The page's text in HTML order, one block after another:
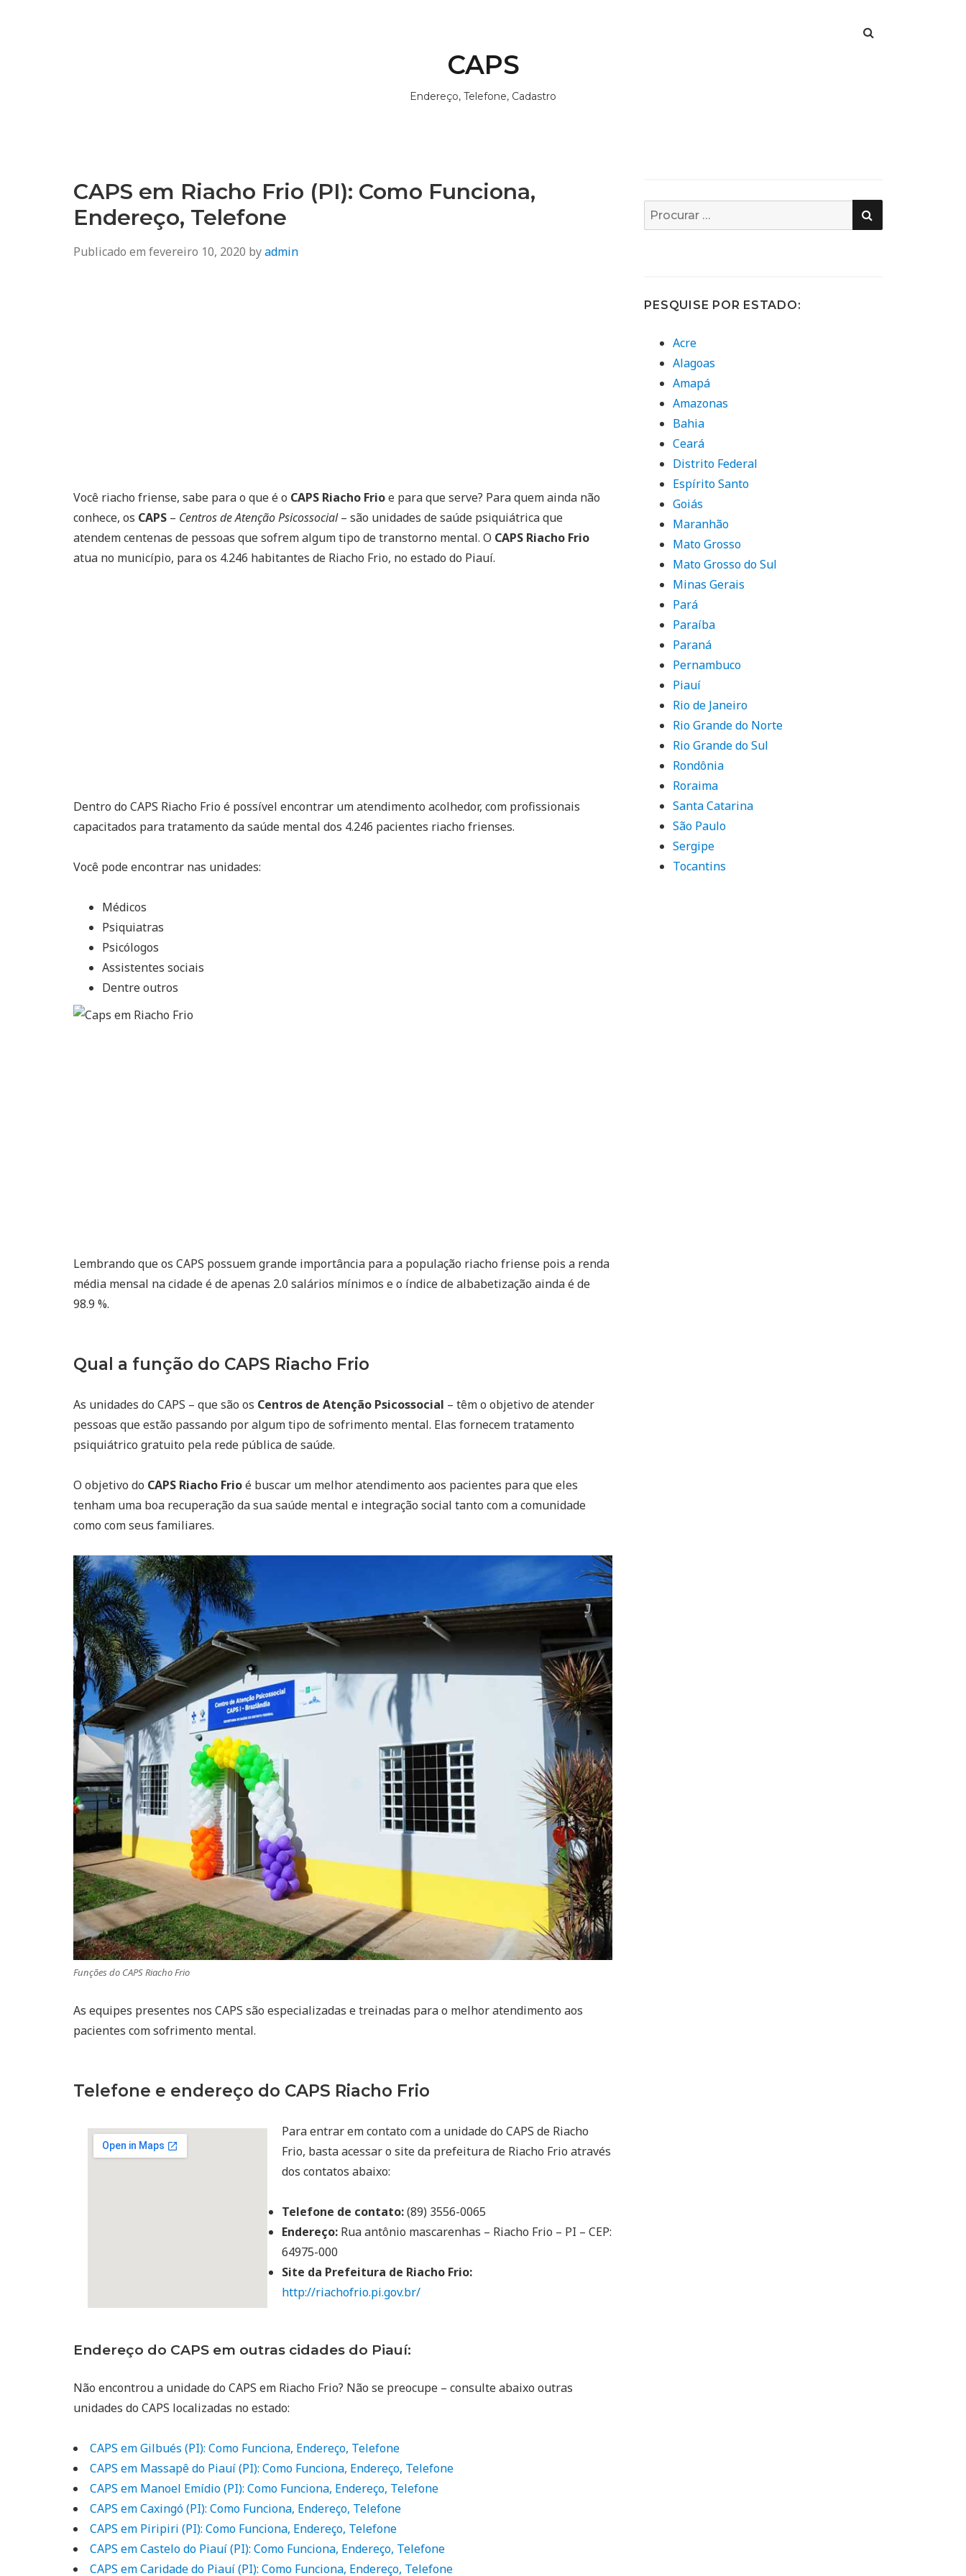
CAPS
Endereço, Telefone, Cadastro
CAPS em Riacho Frio (PI): Como Funciona,
Endereço, Telefone
Publicado em fevereiro 10, 2020 byadmin
Você riacho friense, sabe para o que é o CAPS Riacho Frioe para que serve? Para quem ainda não
conhece, os CAPS – Centros de Atenção Psicossocial– são unidades de saúde psiquiátrica que
atendem centenas de pessoas que sofrem algum tipo de transtorno mental. O CAPS Riacho Frio
atua no município, para os 4.246 habitantes de Riacho Frio, no estado do Piauí.
Dentro do CAPS Riacho Frio é possível encontrar um atendimento acolhedor, com profissionais
capacitados para tratamento da saúde mental dos 4.246 pacientes riacho frienses.
Você pode encontrar nas unidades:
Médicos
Psiquiatras
Psicólogos
Assistentes sociais
Dentre outros
Lembrando que os CAPS possuem grande importância para a população riacho friense pois a renda
média mensal na cidade é de apenas 2.0 salários mínimos e o índice de albabetização ainda é de
98.9 %.
Qual a função do CAPS Riacho Frio
As unidades do CAPS – que são os Centros de Atenção Psicossocial – têm o objetivo de atender
pessoas que estão passando por algum tipo de sofrimento mental. Elas fornecem tratamento
psiquiátrico gratuito pela rede pública de saúde.
O objetivo do CAPS Riacho Frioé buscar um melhor atendimento aos pacientes para que eles
tenham uma boa recuperação da sua saúde mental e integração social tanto com a comunidade
como com seus familiares.
Funções do CAPS Riacho Frio
As equipes presentes nos CAPS são especializadas e treinadas para o melhor atendimento aos
pacientes com sofrimento mental.
Telefone e endereço do CAPS Riacho Frio
Para entrar em contato com a unidade do CAPS de Riacho
Frio, basta acessar o site da prefeitura de Riacho Frio através
dos contatos abaixo:
Telefone de contato:(89) 3556-0065
Endereço: Rua antônio mascarenhas – Riacho Frio – PI – CEP:
64975-000
Site da Prefeitura de Riacho Frio:
http://riachofrio.pi.gov.br/
Endereço do CAPS em outras cidades do Piauí:
Não encontrou a unidade do CAPS em Riacho Frio? Não se preocupe – consulte abaixo outras
unidades do CAPS localizadas no estado:
CAPS em Gilbués (PI): Como Funciona, Endereço, Telefone
CAPS em Massapê do Piauí (PI): Como Funciona, Endereço, Telefone
CAPS em Manoel Emídio (PI): Como Funciona, Endereço, Telefone
CAPS em Caxingó (PI): Como Funciona, Endereço, Telefone
CAPS em Piripiri (PI): Como Funciona, Endereço, Telefone
CAPS em Castelo do Piauí (PI): Como Funciona, Endereço, Telefone
CAPS em Caridade do Piauí (PI): Como Funciona, Endereço, Telefone
Busca
por:
PESQUISA
PESQUISE POR ESTADO:
Acre
Alagoas
Amapá
Amazonas
Bahia
Ceará
Distrito Federal
Espírito Santo
Goiás
Maranhão
Mato Grosso
Mato Grosso do Sul
Minas Gerais
Pará
Paraíba
Paraná
Pernambuco
Piauí
Rio de Janeiro
Rio Grande do Norte
Rio Grande do Sul
Rondônia
Roraima
Santa Catarina
São Paulo
Sergipe
Tocantins